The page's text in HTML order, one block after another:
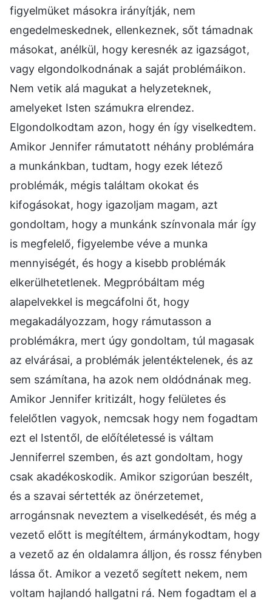
figyelmüket másokra irányítják, nem
engedelmeskednek, ellenkeznek, sőt támadnak
másokat, anélkül, hogy keresnék az igazságot,
vagy elgondolkodnának a saját problémáikon.
Nem vetik alá magukat a helyzeteknek,
amelyeket Isten számukra elrendez.
Elgondolkodtam azon, hogy én így viselkedtem.
Amikor Jennifer rámutatott néhány problémára
a munkánkban, tudtam, hogy ezek létező
problémák, mégis találtam okokat és
kifogásokat, hogy igazoljam magam, azt
gondoltam, hogy a munkánk színvonala már így
is megfelelő, figyelembe véve a munka
mennyiségét, és hogy a kisebb problémák
elkerülhetetlenek. Megpróbáltam még
alapelvekkel is megcáfolni őt, hogy
megakadályozzam, hogy rámutasson a
problémákra, mert úgy gondoltam, túl magasak
az elvárásai, a problémák jelentéktelenek, és az
sem számítana, ha azok nem oldódnának meg.
Amikor Jennifer kritizált, hogy felületes és
felelőtlen vagyok, nemcsak hogy nem fogadtam
ezt el Istentől, de előítéletessé is váltam
Jenniferrel szemben, és azt gondoltam, hogy
csak akadékoskodik. Amikor szigorúan beszélt,
és a szavai sértették az önérzetemet,
arrogánsnak neveztem a viselkedését, és még a
vezető előtt is megítéltem, ármánykodtam, hogy
a vezető az én oldalamra álljon, és rossz fényben
lássa őt. Amikor a vezető segített nekem, nem
voltam hajlandó hallgatni rá. Nem fogadtam el a